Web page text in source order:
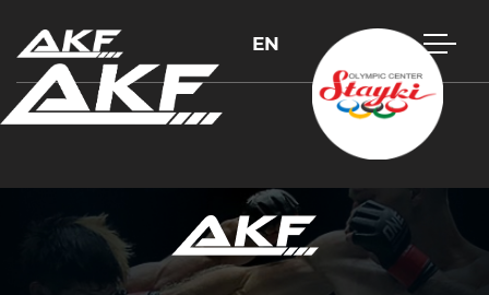
EN
Нажмите Enter для поиска или Esc, чтобы закрыть